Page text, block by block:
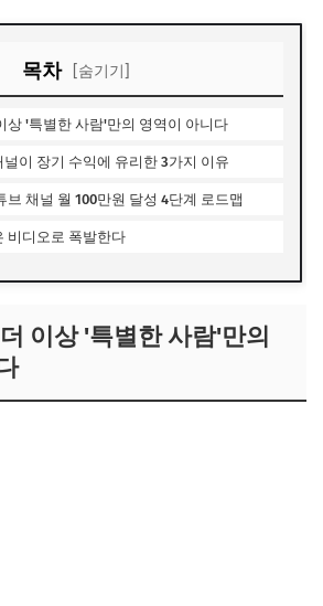
목차 [숨기기]
상 '특별한 사람'만의 영역이 아니다
이 장기 수익에 유리한 3가지 이유
채널 월 100만원 달성 4단계 로드맵
비디오로 폭발한다
이상 '특별한 사람'만의